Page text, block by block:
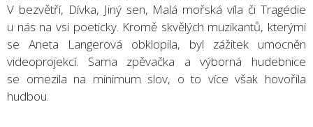
V bezvětří, Dívka, Jiný sen, Malá mořská víla či Tragédie
u nás na vsi poeticky. Kromě skvělých muzikantů, kterými
se Aneta Langerová obklopila, byl zážitek umocněn
videoprojekcí. Sama zpěvačka a výborná hudebnice
se omezila na minimum slov, o to více však hovořila
hudbou.